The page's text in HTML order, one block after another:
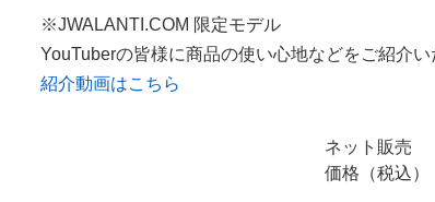
※JWALANTI.COM 限定モデル
YouTuberの皆様に商品の使い心地などをご紹介い
紹介動画はこちら
ネット販売
価格（税込）